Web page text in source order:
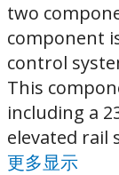
two
component
control
This
including a
elevated rail
更多显示